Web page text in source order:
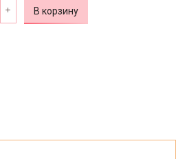
В корзину